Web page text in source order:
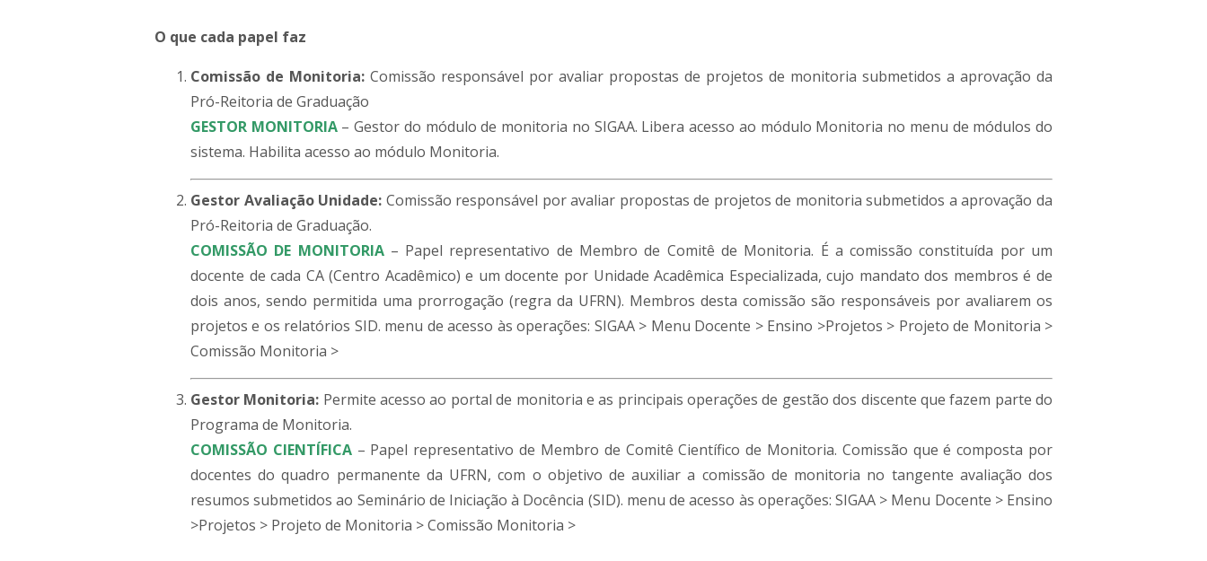
O que cada papel faz
Comissão de Monitoria: Comissão responsável por avaliar propostas de projetos de monitoria submetidos a aprovação da
Pró-Reitoria de Graduação
GESTOR MONITORIA– Gestor do módulo de monitoria no SIGAA. Libera acesso ao módulo Monitoria no menu de módulos do
sistema. Habilita acesso ao módulo Monitoria.
Gestor Avaliação Unidade: Comissão responsável por avaliar propostas de projetos de monitoria submetidos a aprovação da
Pró-Reitoria de Graduação.
COMISSÃO DE MONITORIA– Papel representativo de Membro de Comitê de Monitoria. É a comissão constituída por um
docente de cada CA (Centro Acadêmico) e um docente por Unidade Acadêmica Especializada, cujo mandato dos membros é de
dois anos, sendo permitida uma prorrogação (regra da UFRN). Membros desta comissão são responsáveis por avaliarem os
projetos e os relatórios SID. menu de acesso às operações: SIGAA > Menu Docente > Ensino >Projetos > Projeto de Monitoria >
Comissão Monitoria >
Gestor Monitoria: Permite acesso ao portal de monitoria e as principais operações de gestão dos discente que fazem parte do
Programa de Monitoria.
COMISSÃO CIENTÍFICA– Papel representativo de Membro de Comitê Científico de Monitoria. Comissão que é composta por
docentes do quadro permanente da UFRN, com o objetivo de auxiliar a comissão de monitoria no tangente avaliação dos
resumos submetidos ao Seminário de Iniciação à Docência (SID). menu de acesso às operações: SIGAA > Menu Docente > Ensino
>Projetos > Projeto de Monitoria > Comissão Monitoria >